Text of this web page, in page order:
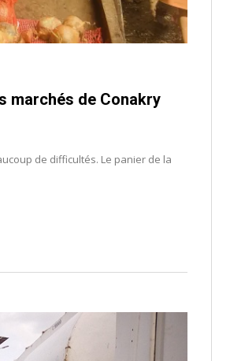
marchés de Conakry
de difficultés. Le panier de la